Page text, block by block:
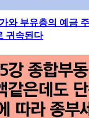
와 부유층의 예금
귀속된다